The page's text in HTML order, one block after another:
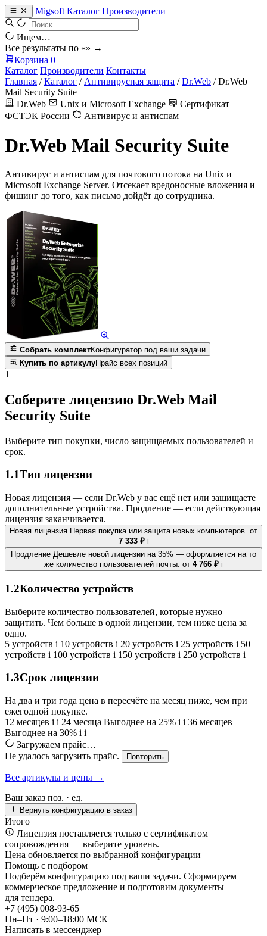
Migsoft Каталог Производители
Ищем…
Все результаты по «» →
Корзина 0
Каталог Производители Контакты
Главная / Каталог / Антивирусная защита / Dr.Web / Dr.Web
Mail Security Suite
Dr.Web
Unix и Microsoft Exchange
Сертификат
ФСТЭК России
Антивирус и антиспам
Dr.Web Mail Security Suite
Антивирус и антиспам для почтового потока на Unix и
Microsoft Exchange Server. Отсекает вредоносные вложения и
фишинг до того, как письмо дойдёт до сотрудника.
Собрать комплектКонфигуратор под ваши задачи
Купить по артикулуПрайс всех позиций
1
Соберите лицензию Dr.Web Mail
Security Suite
Выберите тип покупки, число защищаемых пользователей и
срок.
1.1Тип лицензии
Новая лицензия — если Dr.Web у вас ещё нет или защищаете
дополнительные устройства. Продление — если действующая
лицензия заканчивается.
Новая лицензия Первая покупка или защита новых компьютеров. от
7 333 ₽ i
Продление Дешевле новой лицензии на 35% — оформляется на то
же количество пользователей почты. от 4 766 ₽ i
1.2Количество устройств
Выберите количество пользователей, которые нужно
защитить. Чем больше в одной лицензии, тем ниже цена за
одно.
5 устройств i 10 устройств i 20 устройств i 25 устройств i 50
устройств i 100 устройств i 150 устройств i 250 устройств i
1.3Срок лицензии
На два и три года цена в пересчёте на месяц ниже, чем при
ежегодной покупке.
12 месяцев i i 24 месяца Выгоднее на 25% i i 36 месяцев
Выгоднее на 30% i i
Загружаем прайс…
Не удалось загрузить прайс.
Повторить
Все артикулы и цены →
Ваш заказ поз. · ед.
Вернуть конфигурацию в заказ
Итого
Лицензия поставляется только с сертификатом
сопровождения — выберите уровень.
Цена обновляется по выбранной конфигурации
Помощь с подбором
Подберём конфигурацию под ваши задачи. Сформируем
коммерческое предложение и подготовим документы
для тендера.
+7 (495) 008-93-65
Пн–Пт · 9:00–18:00 МСК
Написать в мессенджер